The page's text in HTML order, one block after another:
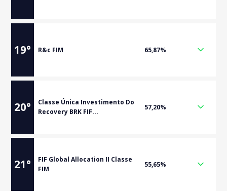
19° R&c FIM 65,87%
20°
Classe Única Investimento Do
Recovery BRK FIF...
57,20%
21°
FIF Global Allocation II Classe
FIM
55,65%